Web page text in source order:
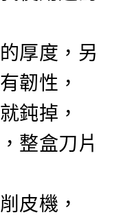
厚度，另
韌性，
鈍掉，
整盒刀片
皮機，